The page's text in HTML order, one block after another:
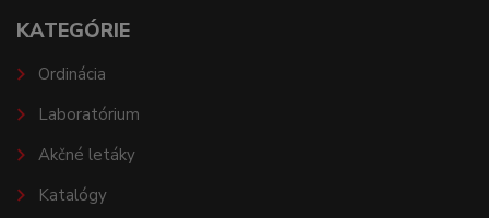
KATEGÓRIE
Ordinácia
Laboratórium
Akčné letáky
Katalógy